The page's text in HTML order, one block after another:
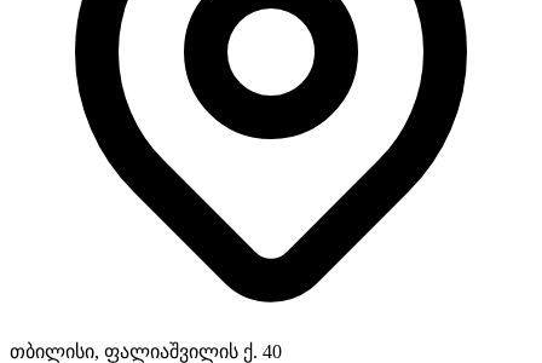
თბილისი, ფალიაშვილის ქ. 40